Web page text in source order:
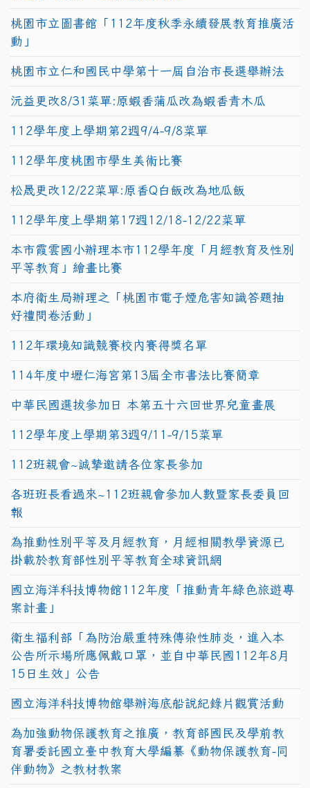
桃園市立圖書館「112年度秋季永續發展教育推廣活
動」
桃園市立仁和國民中學第十一屆自治市長選舉辦法
沅益更改8/31菜單:原蝦香蒲瓜改為蝦香青木瓜
112學年度上學期第2週9/4-9/8菜單
112學年度桃園市學生美術比賽
松晟更改12/22菜單:原香Q白飯改為地瓜飯
112學年度上學期第17週12/18-12/22菜單
本市霞雲國小辦理本市112學年度「月經教育及性別
平等教育」繪畫比賽
本府衛生局辦理之「桃園市電子煙危害知識答題抽
好禮問卷活動」
112年環境知識競賽校內賽得獎名單
114年度中壢仁海宮第13屆全市書法比賽簡章
中華民國選拔參加日 本第五十六回世界兒童畫展
112學年度上學期第3週9/11-9/15菜單
112班親會~誠摯邀請各位家長參加
各班班長看過來~112班親會參加人數暨家長委員回
報
為推動性別平等及月經教育，月經相關教學資源已
掛載於教育部性別平等教育全球資訊網
國立海洋科技博物館112年度「推動青年綠色旅遊專
案計畫」
衛生福利部「為防治嚴重特殊傳染性肺炎，進入本
公告所示場所應佩戴口罩，並自中華民國112年8月
15日生效」公告
國立海洋科技博物館舉辦海底船說紀錄片觀賞活動
為加強動物保護教育之推廣，教育部國民及學前教
育署委託國立臺中教育大學編纂《動物保護教育-同
伴動物》之教材教案